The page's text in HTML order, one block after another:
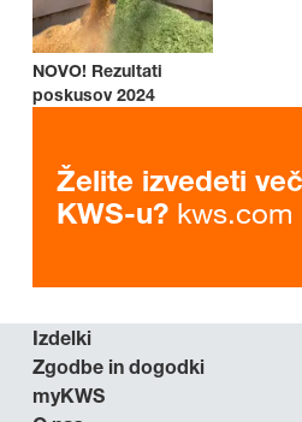
NOVO! Rezultati
poskusov 2024
Želite izvedeti
KWS-u? kws.com
Izdelki
Zgodbe in dogodki
myKWS